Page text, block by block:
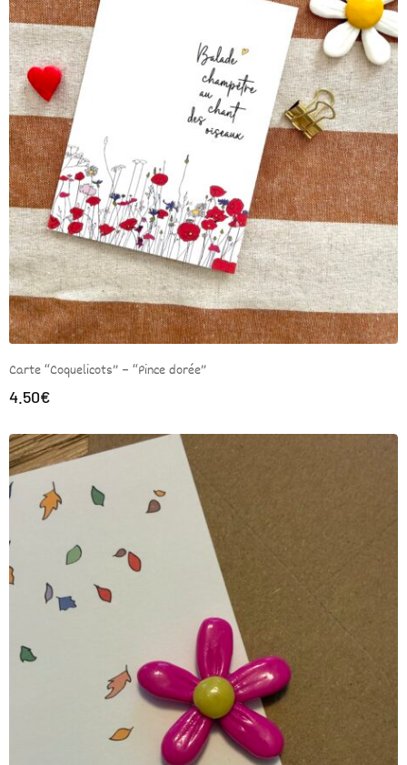
Carte “Coquelicots” – “Pince dorée”
4.50€